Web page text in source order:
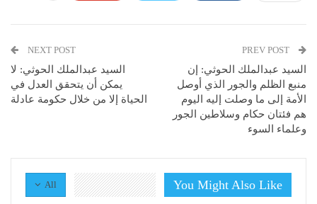
السيد عبدالملك ‫‏الحوثي‬: إن
منبع الظلم والجور الذي أوصل
الأمة إلى ما وصلت إليه اليوم
هم فئتان حكام وسلاطين الجور
وعلماء السوء
NEXT POST
السيد عبدالملك ‫‏الحوثي‬: لا
يمكن أن يتحقق العدل في
الحياة إلا من خلال حكومة عادلة
All You Might Also Like